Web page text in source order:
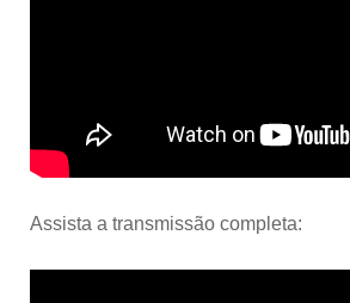
Assista a transmissão completa: